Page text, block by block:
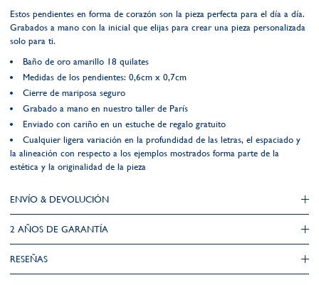
Estos pendientes en forma de corazón son la pieza perfecta para el día a día.
Grabados a mano con la inicial que elijas para crear una pieza personalizada
solo para ti.
Baño de oro amarillo 18 quilates
Medidas de los pendientes: 0,6cm x 0,7cm
Cierre de mariposa seguro
Grabado a mano en nuestro taller de París
Enviado con cariño en un estuche de regalo gratuito
Cualquier ligera variación en la profundidad de las letras, el espaciado y
la alineación con respecto a los ejemplos mostrados forma parte de la
estética y la originalidad de la pieza
ENVÍO & DEVOLUCIÓN
2 AÑOS DE GARANTÍA​
RESEÑAS